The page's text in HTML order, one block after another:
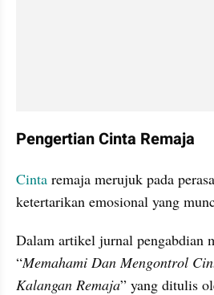
Pengertian Cinta Remaja
Cinta remaja merujuk pada
ketertarikan emosional yang
Dalam artikel jurnal pengabdian
“Memahami Dan Mengontrol
Kalangan Remaja” yang ditulis